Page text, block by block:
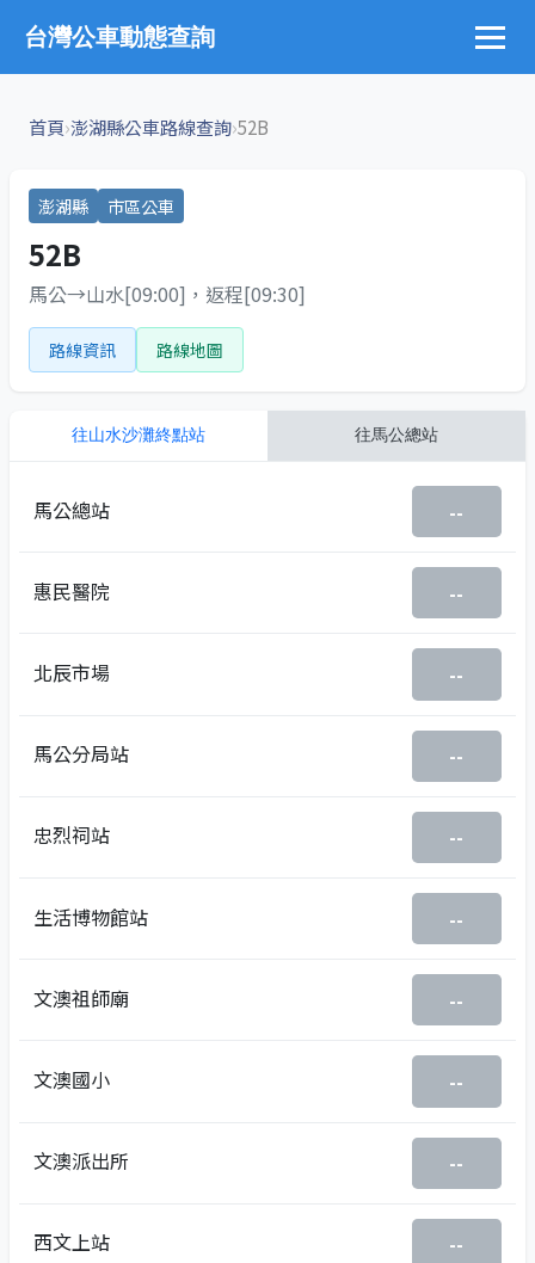
台灣公車動態查詢
首頁›澎湖縣公車路線查詢›52B
澎湖縣 市區公車
52B
馬公→山水[09:00]，返程[09:30]
路線資訊 路線地圖
往山水沙灘終點站 往馬公總站
馬公總站 --
惠民醫院 --
北辰市場 --
馬公分局站 --
忠烈祠站 --
生活博物館站 --
文澳祖師廟 --
文澳國小 --
文澳派出所 --
西文上站 --